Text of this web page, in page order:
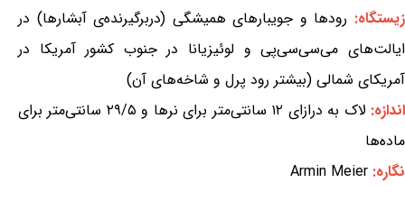
زیستگاه: رودها و جویبارهای همیشگی (دربرگیرنده‌ی آبشارها) در
ایالت‌های می‌سی‌سی‌پی و لوئیزیانا در جنوب کشور آمریکا در
آمریکای شمالی (بیشتر رود پرل و شاخه‌های آن)
اندازه:
لاک به درازای ۱۲ سانتی‌متر برای نرها و ۲۹/۵ سانتی‌متر برای
ماده‌ها
نگاره: Armin Meier